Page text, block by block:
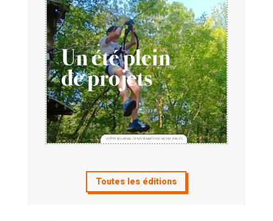
Toutes les éditions